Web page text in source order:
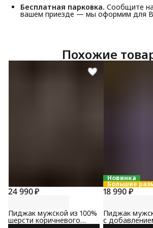
Бесплатная парковка. Сообщите
вашем приезде — мы оформим для
Похожие
24 990 ₽
Пиджак мужской из 100%
шерсти коричневого
Новинка
Большие
18 990 ₽
Пиджак
с